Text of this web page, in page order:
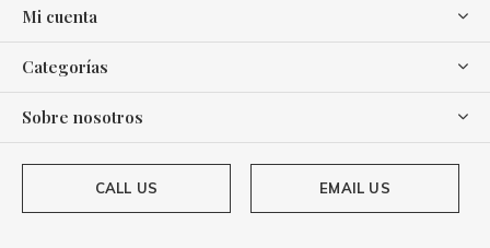
Mi cuenta
Categorías
Sobre nosotros
CALL US EMAIL US